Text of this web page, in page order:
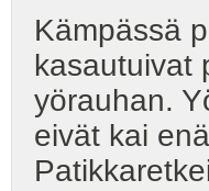
Kämpässä
kasautuivat
yörauhan.
eivät kai